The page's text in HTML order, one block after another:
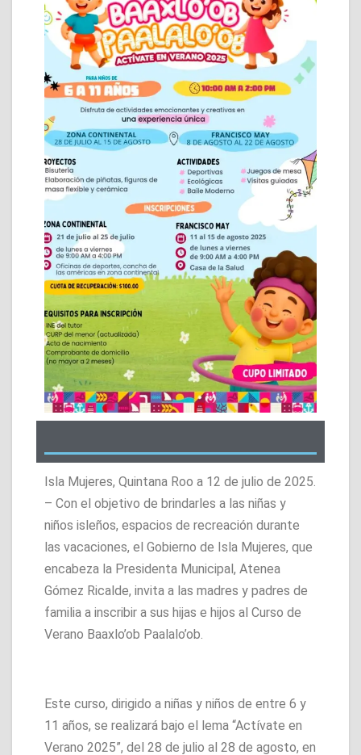
Isla Mujeres, Quintana Roo a 12 de julio de 2025.
– Con el objetivo de brindarles a las niñas y
niños isleños, espacios de recreación durante
las vacaciones, el Gobierno de Isla Mujeres, que
encabeza la Presidenta Municipal, Atenea
Gómez Ricalde, invita a las madres y padres de
familia a inscribir a sus hijas e hijos al Curso de
Verano Baaxlo’ob Paalalo’ob.
Este curso, dirigido a niñas y niños de entre 6 y
11 años, se realizará bajo el lema “Actívate en
Verano 2025”, del 28 de julio al 28 de agosto, en